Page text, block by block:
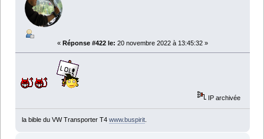
« Réponse #422 le: 20 novembre 2022 à 13:45:32 »
IP archivée
la bible du VW Transporter T4 www.buspirit.